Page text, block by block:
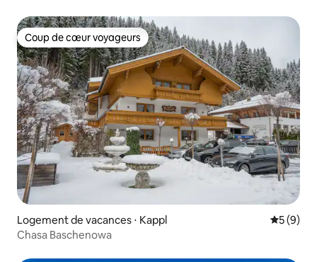
Coup de cœur voyageurs
Coup de cœur voyageurs
Logement de vacances ⋅ Kappl
5 (9)
Chasa Baschenowa